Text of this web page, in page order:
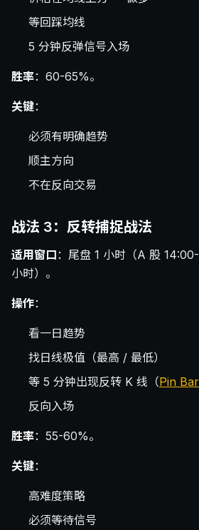
等回踩均线
5 分钟反弹信号入场
胜率：60-65%。
关键：
必须有明确趋势
顺主方向
不在反向交易
战法 3：反转捕捉战法
适用窗口：尾盘 1 小时（A 股
小时）。
操作：
看一日趋势
找日线极值（最高 / 最低）
等 5 分钟出现反转 K 线（Pin Bar
反向入场
胜率：55-60%。
关键：
高难度策略
必须等待信号